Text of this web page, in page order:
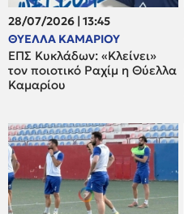
28/07/2026 | 13:45
ΘΥΕΛΛΑ ΚΑΜΑΡΙΟΥ
ΕΠΣ Κυκλάδων: «Κλείνει»
τον ποιοτικό Ραχίμ η Θύελλα
Καμαρίου